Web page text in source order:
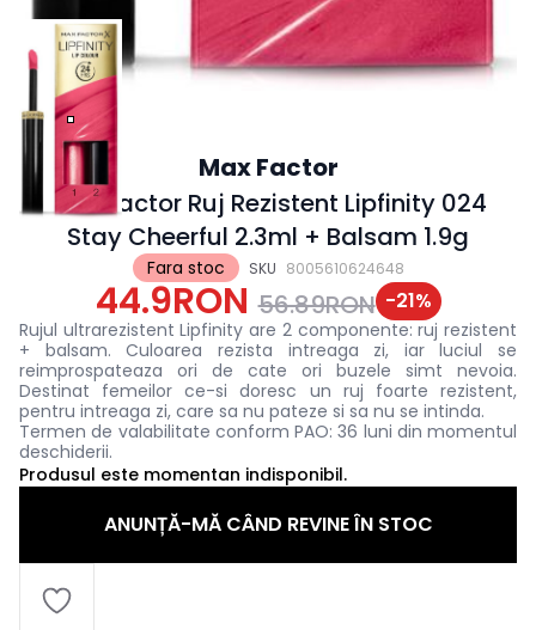
Fara stoc SKU 8005610624648
Max Factor
Max Factor Ruj Rezistent Lipfinity 024
Stay Cheerful 2.3ml + Balsam 1.9g
44.9RON 56.89RON -21%
Rujul ultrarezistent Lipfinity are 2 componente: ruj rezistent
+ balsam. Culoarea rezista intreaga zi, iar luciul se
reimprospateaza ori de cate ori buzele simt nevoia.
Destinat femeilor ce-si doresc un ruj foarte rezistent,
pentru intreaga zi, care sa nu pateze si sa nu se intinda.
Termen de valabilitate conform PAO: 36 luni din momentul
deschiderii.
Produsul este momentan indisponibil.
ANUNȚĂ-MĂ CÂND REVINE ÎN STOC